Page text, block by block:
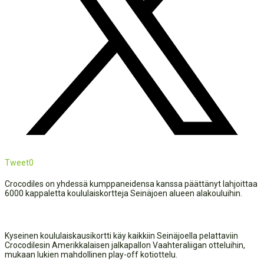
Tweet0
Crocodiles on yhdessä kumppaneidensa kanssa päättänyt lahjoittaa
6000 kappaletta koululaiskortteja Seinäjoen alueen alakouluihin.
Kyseinen koululaiskausikortti käy kaikkiin Seinäjoella pelattaviin
Crocodilesin Amerikkalaisen jalkapallon Vaahteraliigan otteluihin,
mukaan lukien mahdollinen play-off kotiottelu.